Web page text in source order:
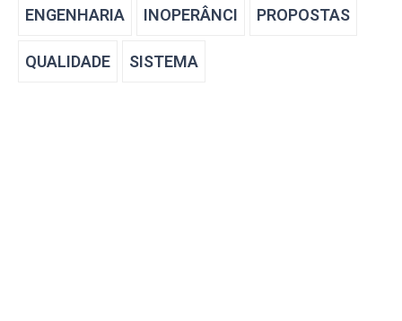
ENGENHARIA INOPERÂNCI PROPOSTAS
QUALIDADE SISTEMA